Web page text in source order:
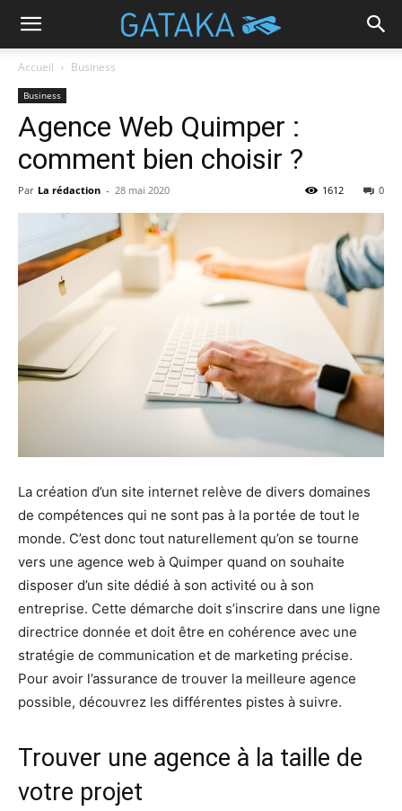
Accueil Business
Business
Agence Web Quimper :
comment bien choisir ?
Par La rédaction - 28 mai 2020 0
1612
La création d’un site internet relève de divers domaines
de compétences qui ne sont pas à la portée de tout le
monde. C’est donc tout naturellement qu’on se tourne
vers une agence web à Quimper quand on souhaite
disposer d’un site dédié à son activité ou à son
entreprise. Cette démarche doit s’inscrire dans une ligne
directrice donnée et doit être en cohérence avec une
stratégie de communication et de marketing précise.
Pour avoir l’assurance de trouver la meilleure agence
possible, découvrez les différentes pistes à suivre.
Trouver une agence à la taille de
votre projet